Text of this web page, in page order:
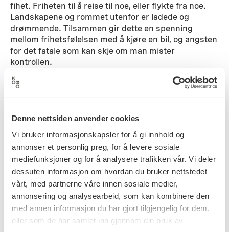
Denne nettsiden anvender cookies
Vi bruker informasjonskapsler for å gi innhold og
annonser et personlig preg, for å levere sosiale
mediefunksjoner og for å analysere trafikken vår. Vi deler
dessuten informasjon om hvordan du bruker nettstedet
vårt, med partnerne våre innen sosiale medier,
annonsering og analysearbeid, som kan kombinere den
med annen informasjon du har gjort tilgjengelig for dem,
eller som de har samlet inn gjennom din bruk av
fihet. Friheten til å reise til noe, eller flykte fra noe.
Landskapene og rommet utenfor er ladede og
drømmende. Tilsammen gir dette en spenning
mellom frihetsfølelsen med å kjøre en bil, og angsten
for det fatale som kan skje om man mister
kontrollen.
Detaljer
Kunstner Jorunn Irene Hanstvedt
Kategori Fotografi